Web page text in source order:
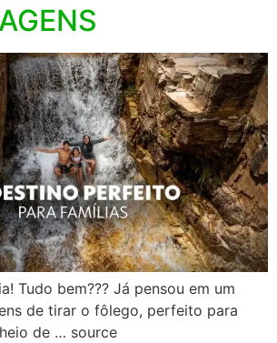
Tudo bem??? Já pensou em um
de tirar o fôlego, perfeito para
de … source